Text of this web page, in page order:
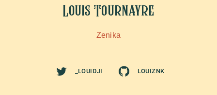
Louis Tournayre
Zenika
_LOUIDJI LOUIZNK